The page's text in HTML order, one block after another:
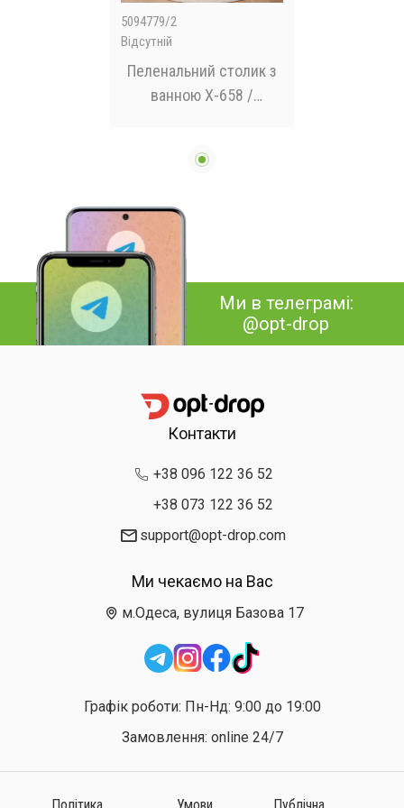
5094779/2
Відсутній
Пеленальний столик з
ванною X-658 /
Рожевий
Ми в телеграмі:
@opt-drop
Контакти
+38 096 122 36 52
+38 073 122 36 52
support@opt-drop.com
Ми чекаємо на Вас
м.Одеса, вулиця Базова 17
Графік роботи: Пн-Нд: 9:00 до 19:00
Замовлення: online 24/7